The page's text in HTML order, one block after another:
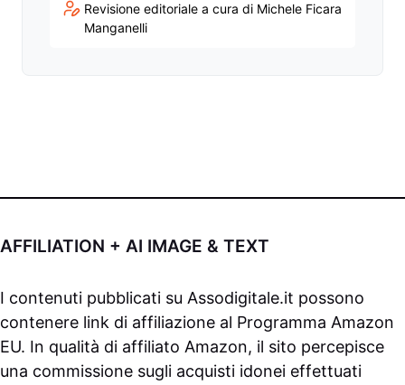
Revisione editoriale a cura di Michele Ficara
Manganelli
AFFILIATION + AI IMAGE & TEXT
I contenuti pubblicati su Assodigitale.it possono
contenere link di affiliazione al Programma Amazon
EU. In qualità di affiliato Amazon, il sito percepisce
una commissione sugli acquisti idonei effettuati